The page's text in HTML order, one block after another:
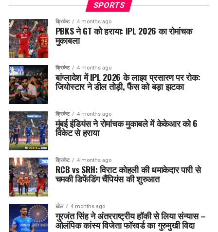
SPORTS
क्रिकेट 4 months ago
PBKS ने GT को हराया: IPL 2026 का रोमांचक
मुकाबला
क्रिकेट 4 months ago
बांग्लादेश में IPL 2026 के लाइव प्रसारण पर रोक:
जियोस्टार ने डील तोड़ी, फैंस को बड़ा झटका
क्रिकेट 4 months ago
मुंबई इंडियंस ने रोमांचक मुकाबले में केकेआर को 6
विकेट से हराया
क्रिकेट 4 months ago
RCB vs SRH: विराट कोहली की धमाकेदार पारी से
चमकी डिफेंडिंग चैंपियंस की शुरुआत
खेल 4 months ago
गुरजंत सिंह ने अंतरराष्ट्रीय हॉकी से लिया संन्यास –
ओलंपिक कांस्य विजेता फॉरवर्ड का गुरुमुखी विदा